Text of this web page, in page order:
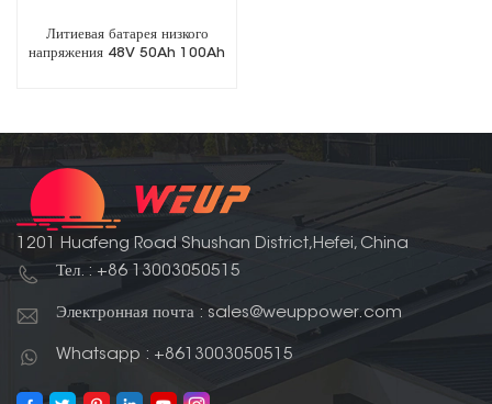
Литиевая батарея низкого
напряжения 48V 50Ah 100Ah
1201 Huafeng Road Shushan District,Hefei, China
Тел. : +86 13003050515
Электронная почта : sales@weuppower.com
Whatsapp : +8613003050515